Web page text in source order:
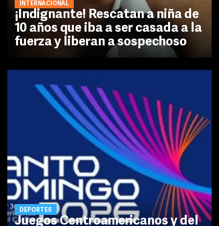
INTERNACIONAL
¡Indignante! Rescatan a niña de
10 años que iba a ser casada a la
fuerza y liberan a sospechoso
DEPORTES
Juegos Centroamericanos y del